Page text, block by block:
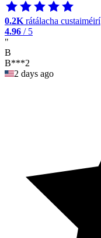
0.2K rátálacha custaiméirí
4.96 / 5
"
B
B***2
2 days ago